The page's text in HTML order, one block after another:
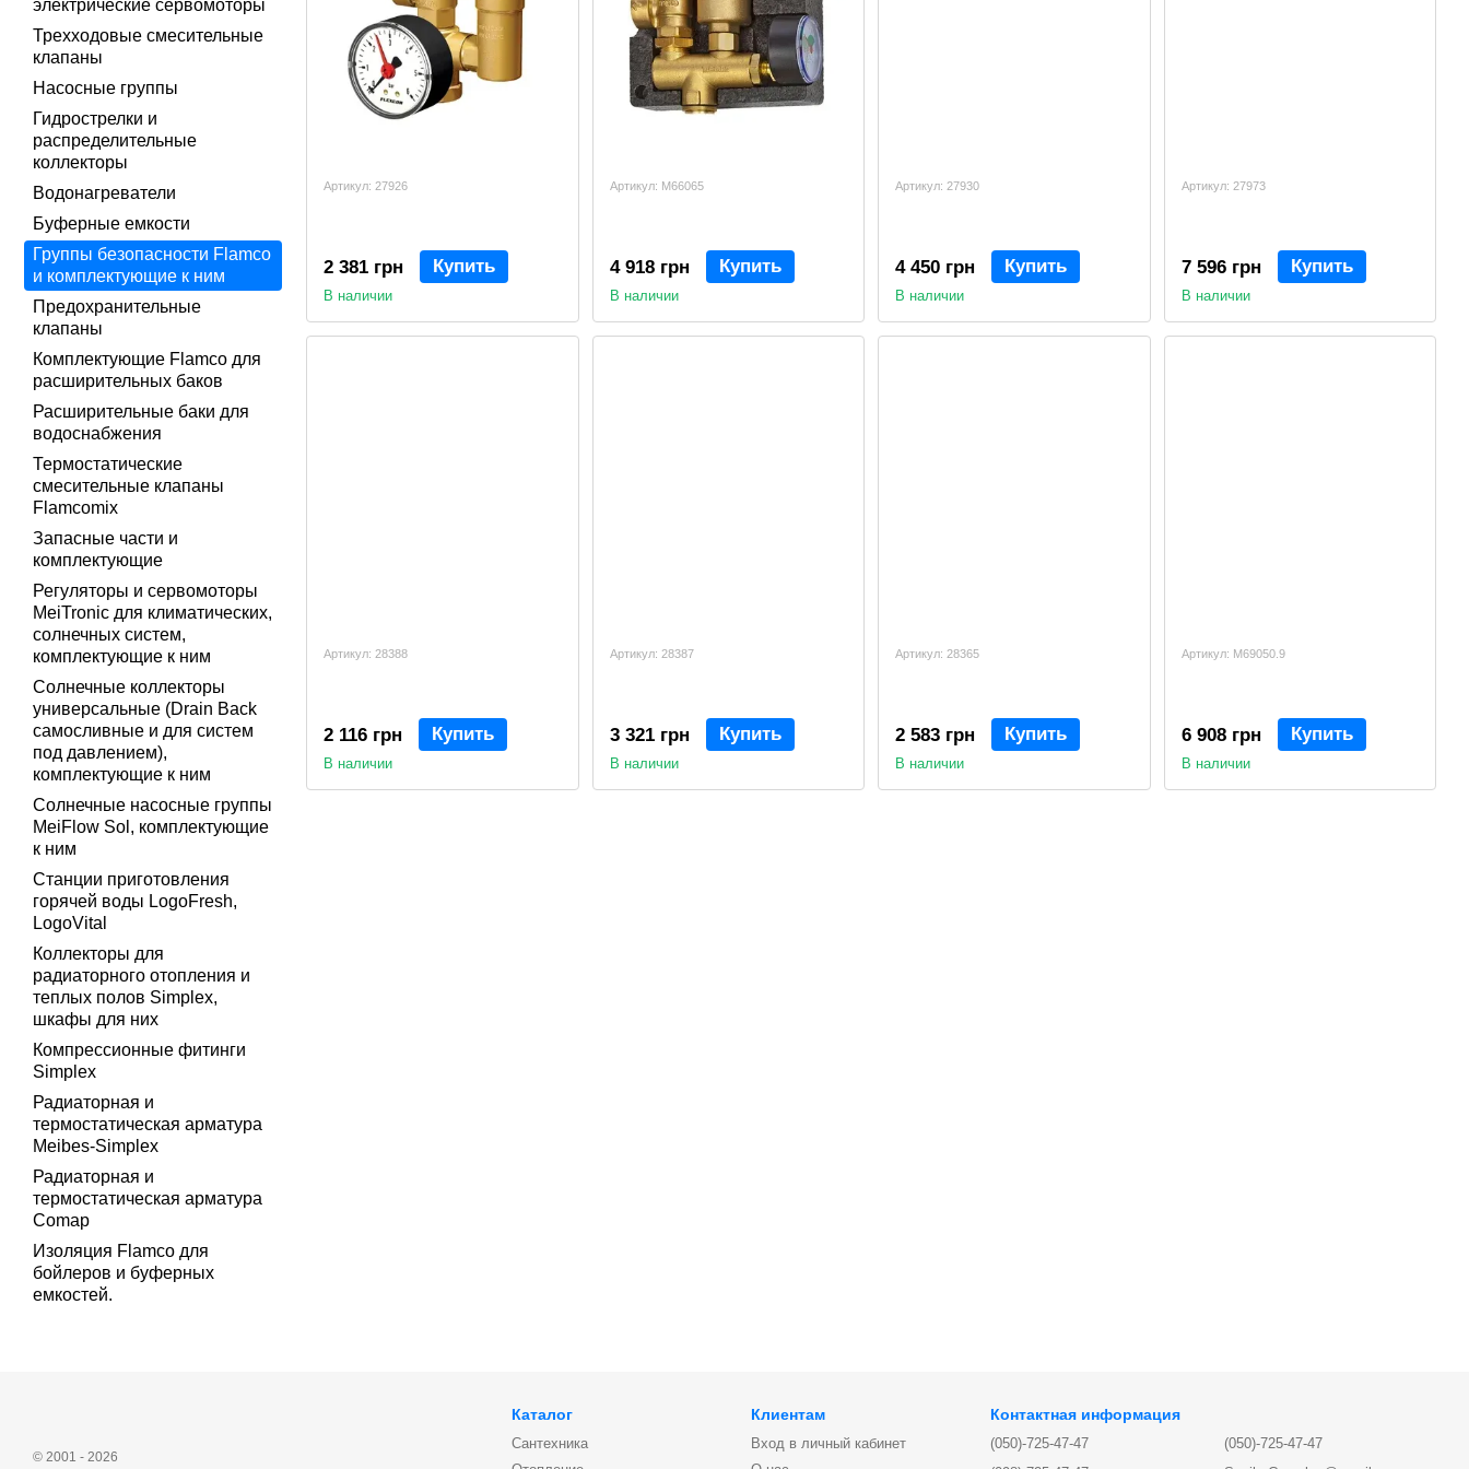
Артикул: 27926
2 381 грн Купить
В наличии
Артикул: M66065
4 918 грн Купить
В наличии
Артикул: 27930
4 450 грн Купить
В наличии
Артикул: 27973
7 596 грн Купить
В наличии
Артикул: 28388
2 116 грн Купить
В наличии
Артикул: 28387
3 321 грн Купить
В наличии
Артикул: 28365
2 583 грн Купить
В наличии
Артикул: M69050.9
6 908 грн Купить
В наличии
электрические сервомоторы
Трехходовые смесительные
клапаны
Насосные группы
Гидрострелки и
распределительные
коллекторы
Водонагреватели
Буферные емкости
Группы безопасности Flamco
и комплектующие к ним
Предохранительные
клапаны
Комплектующие Flamco для
расширительных баков
Расширительные баки для
водоснабжения
Термостатические
смесительные клапаны
Flamcomix
Запасные части и
комплектующие
Регуляторы и сервомоторы
MeiTronic для климатических,
солнечных систем,
комплектующие к ним
Солнечные коллекторы
универсальные (Drain Back
самосливные и для систем
под давлением),
комплектующие к ним
Солнечные насосные группы
MeiFlow Sol, комплектующие
к ним
Станции приготовления
горячей воды LogoFresh,
LogoVital
Коллекторы для
радиаторного отопления и
теплых полов Simplex,
шкафы для них
Компрессионные фитинги
Simplex
Радиаторная и
термостатическая арматура
Meibes-Simplex
Радиаторная и
термостатическая арматура
Comap
Изоляция Flamco для
бойлеров и буферных
емкостей.
© 2001 - 2026
Каталог
Сантехника
Клиентам
Вход в личный кабинет
Контактная информация
(050)-725-47-47
(050)-725-47-47